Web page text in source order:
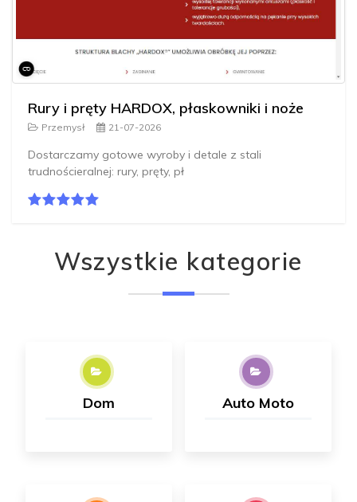
Rury i pręty HARDOX, płaskowniki i noże
Przemysł 21-07-2026
Dostarczamy gotowe wyroby i detale z stali
trudnościeralnej: rury, pręty, pł
Wszystkie kategorie
Dom Auto Moto